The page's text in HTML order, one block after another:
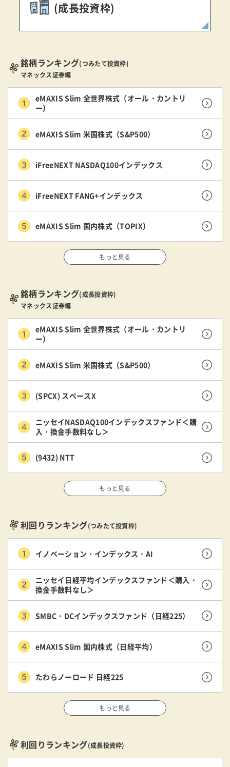
(成長投資枠)
銘柄ランキング(つみたて投資枠)
マネックス証券編
eMAXIS Slim 全世界株式（オール・カントリ
ー）
eMAXIS Slim 米国株式（S&P500）
iFreeNEXT NASDAQ100インデックス
iFreeNEXT FANG+インデックス
eMAXIS Slim 国内株式（TOPIX）
もっと見る
銘柄ランキング(成長投資枠)
マネックス証券編
eMAXIS Slim 全世界株式（オール・カントリ
ー）
eMAXIS Slim 米国株式（S&P500）
(SPCX) スペースX
ニッセイNASDAQ100インデックスファンド＜購
入・換金手数料なし＞
(9432) NTT
もっと見る
利回りランキング(つみたて投資枠)
イノベーション・インデックス・AI
ニッセイ日経平均インデックスファンド＜購入・
換金手数料なし＞
SMBC・DCインデックスファンド（日経225）
eMAXIS Slim 国内株式（日経平均）
たわらノーロード 日経225
もっと見る
利回りランキング(成長投資枠)